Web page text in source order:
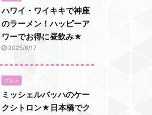
ハワイ・ワイキキで神座
のラーメン！ハッピーア
ワーでお得に昼飲み★
2025/6/17
グルメ
ミッシェルバッハのケー
クシトロン★日本橋でク